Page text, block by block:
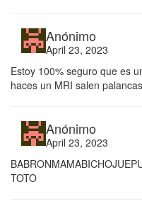
Anónimo
April 23, 2023
Estoy 100% seguro que es
haces un MRI salen
Anónimo
April 23, 2023
TOTO